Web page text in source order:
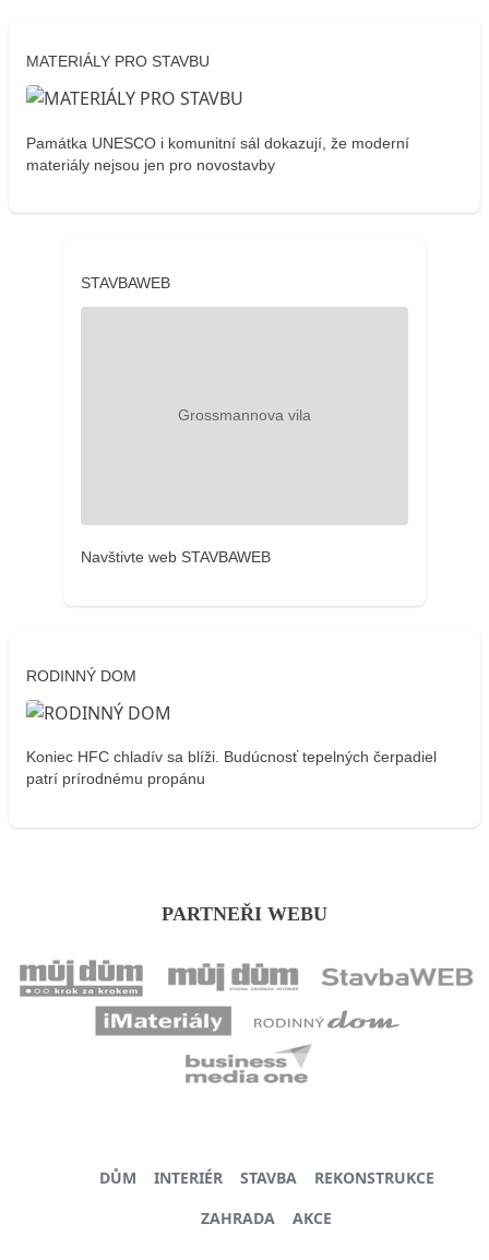
MATERIÁLY PRO STAVBU
Památka UNESCO i komunitní sál dokazují, že moderní
materiály nejsou jen pro novostavby
STAVBAWEB
Navštivte web STAVBAWEB
RODINNÝ DOM
Koniec HFC chladív sa blíži. Budúcnosť tepelných čerpadiel
patrí prírodnému propánu
PARTNEŘI WEBU
DŮM INTERIÉR STAVBA
REKONSTRUKCE
ZAHRADA
AKCE